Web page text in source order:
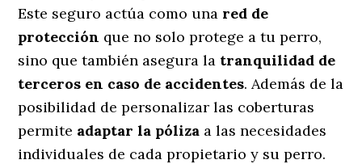
Este seguro actúa como una red de
protección que no solo protege a tu perro,
sino que también asegura la tranquilidad de
terceros en caso de accidentes. Además de la
posibilidad de personalizar las coberturas
permite adaptar la póliza a las necesidades
individuales de cada propietario y su perro.